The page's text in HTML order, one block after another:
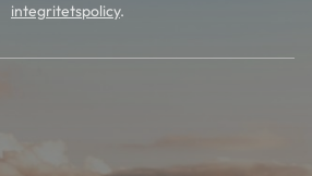
integritetspolicy.